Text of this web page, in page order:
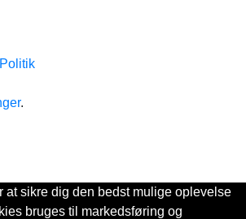
.
at sikre dig den bedst mulige oplevelse
bruges til markedsføring og